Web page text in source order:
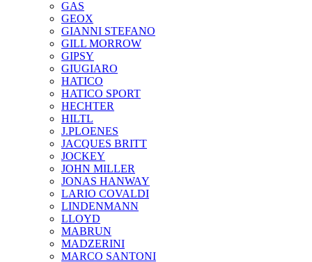
GAS
GEOX
GIANNI STEFANO
GILL MORROW
GIPSY
GIUGIARO
HATICO
HATICO SPORT
HECHTER
HILTL
J.PLOENES
JAСQUES BRITT
JOCKEY
JOHN MILLER
JONAS HANWAY
LARIO COVALDI
LINDENMANN
LLOYD
MABRUN
MADZERINI
MARCO SANTONI